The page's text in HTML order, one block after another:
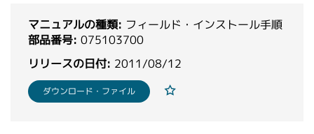
简体中文
日本語
韓国語
マニュアルの種類: フィールド・インストール手順
部品番号: 075103700
リリースの日付: 2011/08/12
ダウンロード・ファイル